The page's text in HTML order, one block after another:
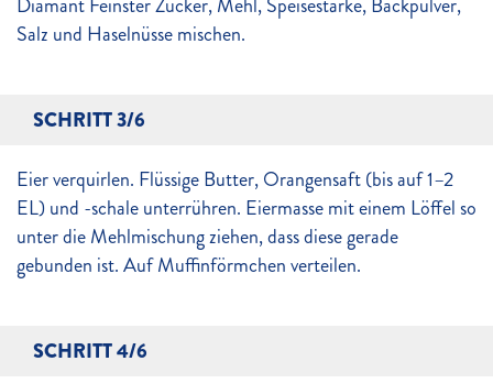
Salz und Haselnüsse mischen.
SCHRITT 3/6
Eier verquirlen. Flüssige Butter, Orangensaft (bis auf 1–2
EL) und -schale unterrühren. Eiermasse mit einem Löffel so
unter die Mehlmischung ziehen, dass diese gerade
gebunden ist. Auf Muffinförmchen verteilen.
SCHRITT 4/6